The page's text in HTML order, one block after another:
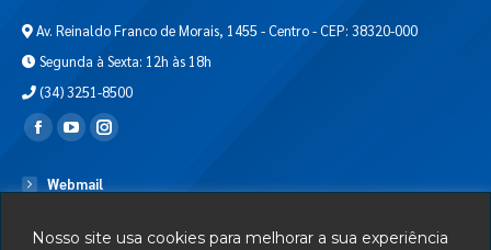
Nosso site usa cookies para melhorar a sua experiência
Av. Reinaldo Franco de Morais, 1455 - Centro - CEP: 38320-000
Segunda à Sexta: 12h às 18h
(34) 3251-8500
Encontre-nos em:
Webmail